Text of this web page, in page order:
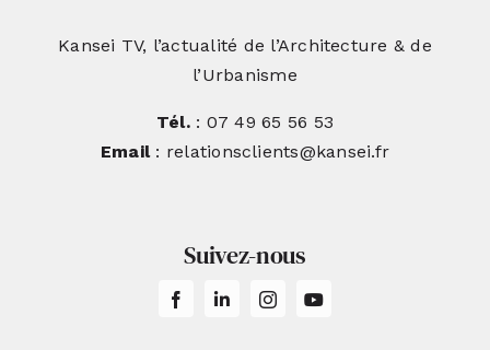
Kansei TV, l’actualité de l’Architecture & de
l’Urbanisme
Tél.: 07 49 65 56 53
Email: relationsclients@kansei.fr
Suivez-nous